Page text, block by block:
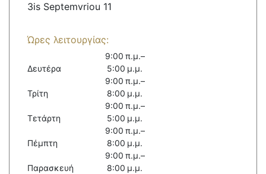
3is Septemvriou 11
Ώρες λειτουργίας:
Δευτέρα
9:00 π.μ.–
5:00 μ.μ.
Τρίτη
9:00 π.μ.–
8:00 μ.μ.
Τετάρτη
9:00 π.μ.–
5:00 μ.μ.
Πέμπτη
9:00 π.μ.–
8:00 μ.μ.
Παρασκευή
9:00 π.μ.–
8:00 μ.μ.